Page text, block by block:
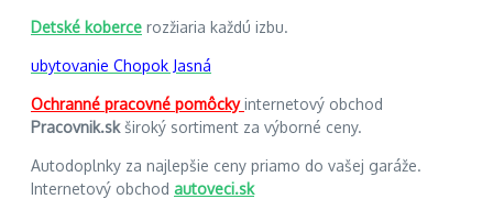
Detské koberce rozžiaria každú izbu.
ubytovanie Chopok Jasná
Ochranné pracovné pomôckyinternetový obchod
Pracovnik.skširoký sortiment za výborné ceny.
Autodoplnky za najlepšie ceny priamo do vašej garáže.
Internetový obchod autoveci.sk